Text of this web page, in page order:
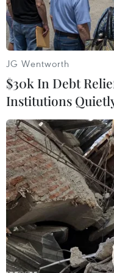
Ngôi nhà lưu niệm
Bí thư Thành ủy Đinh
hương kỷ niệm 120
JG Wentworth
$30k In Debt
Institutions